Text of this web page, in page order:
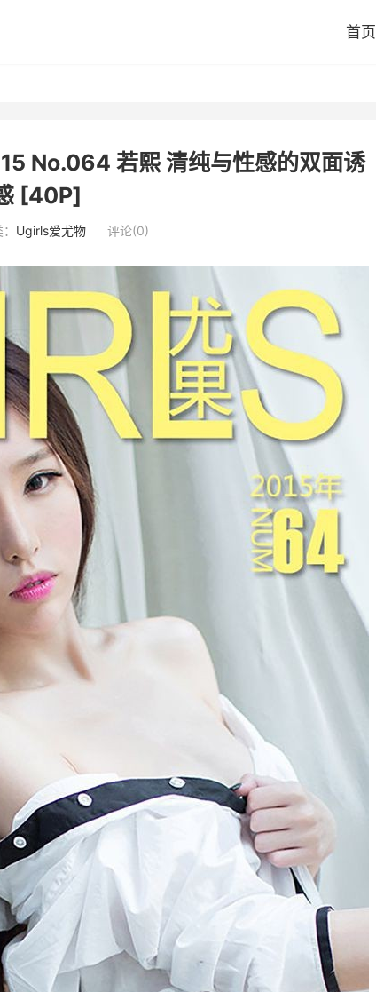
首页
No.064 若熙 清纯与性感的双面诱
[40P]
Ugirls爱尤物 评论(0)